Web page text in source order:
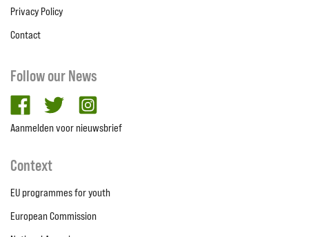
Privacy Policy
Contact
Follow our News
facebooktwitter
Aanmelden voor nieuwsbrief
Context
EU programmes for youth
European Commission